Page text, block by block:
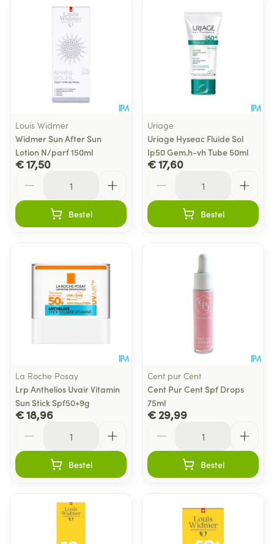
Louis Widmer
Widmer Sun After Sun
Lotion N/parf 150ml
€ 17,50
Bestel
Uriage
Uriage Hyseac Fluide Sol
Ip50 Gem.h-vh Tube 50ml
€ 17,60
Bestel
La Roche Posay
Lrp Anthelios Uvair Vitamin
Sun Stick Spf50+9g
€ 18,96
Bestel
Cent pur Cent
Cent Pur Cent Spf Drops
75ml
€ 29,99
Bestel